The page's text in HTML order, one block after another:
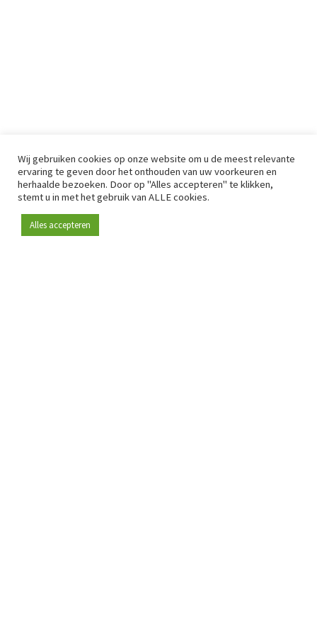
Wij gebruiken cookies op onze website om u de meest relevante
ervaring te geven door het onthouden van uw voorkeuren en
herhaalde bezoeken. Door op "Alles accepteren" te klikken,
stemt u in met het gebruik van ALLE cookies.
Alles accepteren